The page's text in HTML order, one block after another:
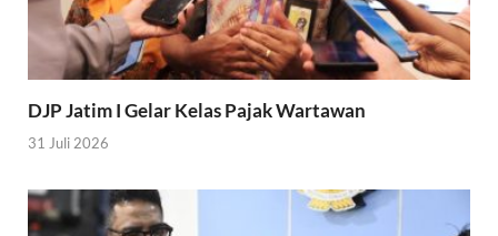
DJP Jatim I Gelar Kelas Pajak Wartawan
31 Juli 2026